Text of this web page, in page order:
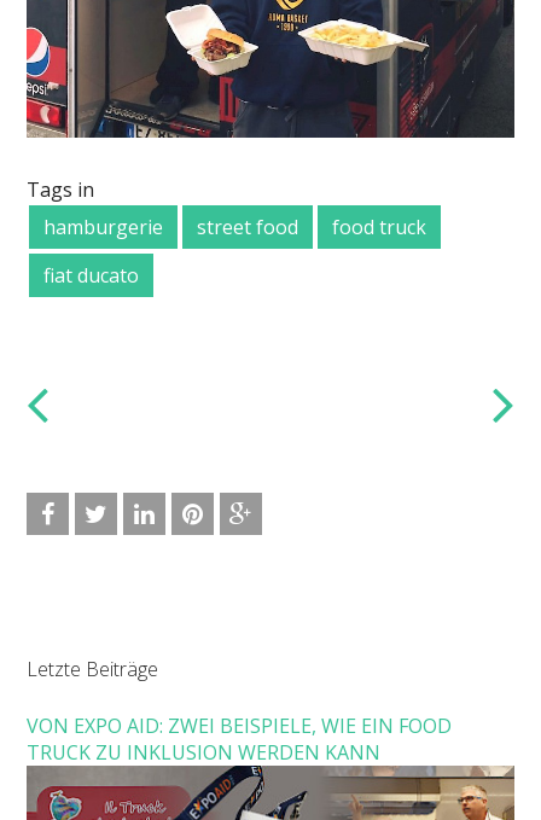
Tags in
hamburgerie
street food
food truck
fiat ducato
Letzte Beiträge
VON EXPO AID: ZWEI BEISPIELE, WIE EIN FOOD
TRUCK ZU INKLUSION WERDEN KANN